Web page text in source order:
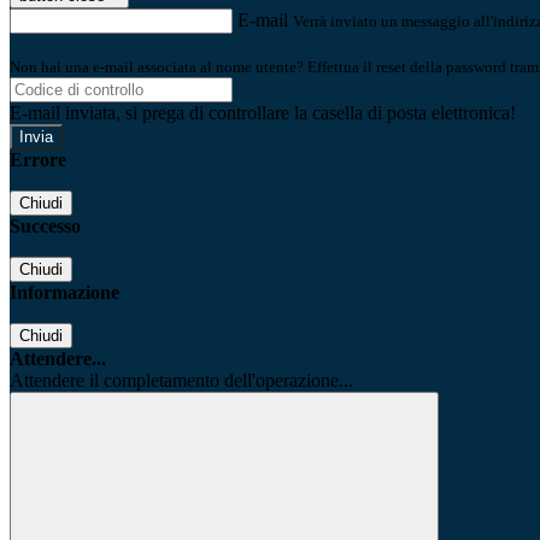
E-mail Verrà inviato un messaggio
Non hai una e-mail associata al nome utente? Effettua il reset della password
E-mail inviata, si prega di controllare la casella di posta elettronica!
Errore
Chiudi
Successo
Chiudi
Informazione
Chiudi
Attendere...
Attendere il completamento dell'operazione...